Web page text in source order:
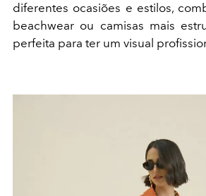
diferentes ocasiões e estilos,
beachwear ou camisas mais
perfeita para ter um visual